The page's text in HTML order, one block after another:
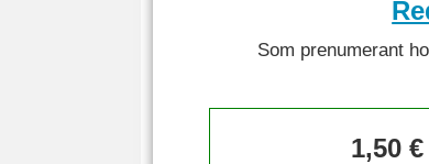
Som prenumerant
1,50 €